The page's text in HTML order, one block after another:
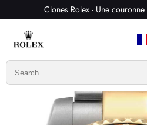
Clones Rolex - Une
Écrire un
Seuls les clients ayant acheté cet
laisser un commentaire.